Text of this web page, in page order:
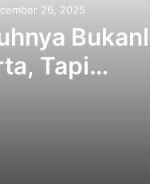
26, 2025
Tapi…